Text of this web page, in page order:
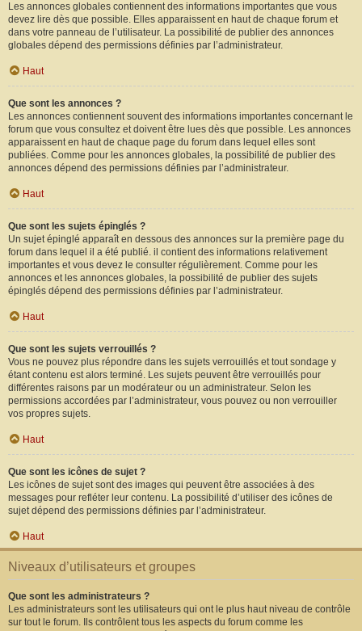
Les annonces globales contiennent des informations importantes que vous
devez lire dès que possible. Elles apparaissent en haut de chaque forum et
dans votre panneau de l’utilisateur. La possibilité de publier des annonces
globales dépend des permissions définies par l’administrateur.
Haut
Que sont les annonces ?
Les annonces contiennent souvent des informations importantes concernant le
forum que vous consultez et doivent être lues dès que possible. Les annonces
apparaissent en haut de chaque page du forum dans lequel elles sont
publiées. Comme pour les annonces globales, la possibilité de publier des
annonces dépend des permissions définies par l’administrateur.
Haut
Que sont les sujets épinglés ?
Un sujet épinglé apparaît en dessous des annonces sur la première page du
forum dans lequel il a été publié. il contient des informations relativement
importantes et vous devez le consulter régulièrement. Comme pour les
annonces et les annonces globales, la possibilité de publier des sujets
épinglés dépend des permissions définies par l’administrateur.
Haut
Que sont les sujets verrouillés ?
Vous ne pouvez plus répondre dans les sujets verrouillés et tout sondage y
étant contenu est alors terminé. Les sujets peuvent être verrouillés pour
différentes raisons par un modérateur ou un administrateur. Selon les
permissions accordées par l’administrateur, vous pouvez ou non verrouiller
vos propres sujets.
Haut
Que sont les icônes de sujet ?
Les icônes de sujet sont des images qui peuvent être associées à des
messages pour refléter leur contenu. La possibilité d’utiliser des icônes de
sujet dépend des permissions définies par l’administrateur.
Haut
Niveaux d’utilisateurs et groupes
Que sont les administrateurs ?
Les administrateurs sont les utilisateurs qui ont le plus haut niveau de contrôle
sur tout le forum. Ils contrôlent tous les aspects du forum comme les